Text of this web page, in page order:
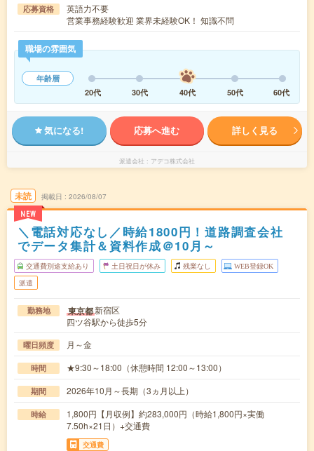
応募資格
英語力不要
営業事務経験歓迎 業界未経験OK！ 知識不問
職場の雰囲気
年齢層
20代
30代 40代 50代 60代
気になる! 応募へ進む 詳しく見る
派遣会社 アデコ株式会社
未読
NEW
掲載日 2026/08/07
＼電話対応なし／時給1800円！道路調査会社
でデータ集計＆資料作成＠10月～
交通費別途支給あり 土日祝日が休み 残業なし WEB登録OK
派遣
勤務地 東京都新宿区
四ツ谷駅から徒歩5分
曜日頻度 月～金
時間 ★9:30～18:00（休憩時間 12:00～13:00）
期間 2026年10月～長期（3ヵ月以上）
時給
1,800円【月収例】約283,000円（時給1,800円×実働
7.50h×21日）+交通費
交通費